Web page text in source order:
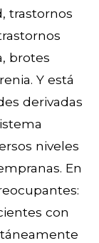
trastornos
brotes
Y está
derivadas
niveles
En
con